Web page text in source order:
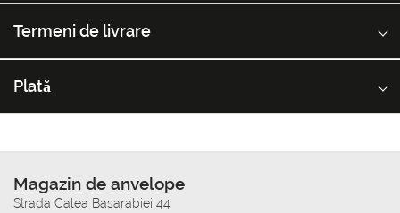
Termeni de livrare
Plată
Magazin de anvelope
Strada Calea Basarabiei 44